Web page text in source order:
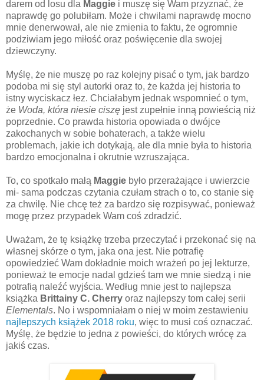
darem od losu dla Maggie i muszę się Wam przyznać, że
naprawdę go polubiłam. Może i chwilami naprawdę mocno
mnie denerwował, ale nie zmienia to faktu, że ogromnie
podziwiam jego miłość oraz poświęcenie dla swojej
dziewczyny.
Myślę, że nie muszę po raz kolejny pisać o tym, jak bardzo
podoba mi się styl autorki oraz to, że każda jej historia to
istny wyciskacz łez. Chciałabym jednak wspomnieć o tym,
że Woda, która niesie ciszę jest zupełnie inną powieścią niż
poprzednie. Co prawda historia opowiada o dwójce
zakochanych w sobie bohaterach, a także wielu
problemach, jakie ich dotykają, ale dla mnie była to historia
bardzo emocjonalna i okrutnie wzruszająca.
To, co spotkało małą Maggie było przerażające i uwierzcie
mi- sama podczas czytania czułam strach o to, co stanie się
za chwilę. Nie chcę też za bardzo się rozpisywać, ponieważ
mogę przez przypadek Wam coś zdradzić.
Uważam, że tę książkę trzeba przeczytać i przekonać się na
własnej skórze o tym, jaka ona jest. Nie potrafię
opowiedzieć Wam dokładnie moich wrażeń po jej lekturze,
ponieważ te emocje nadal gdzieś tam we mnie siedzą i nie
potrafią naleźć wyjścia. Według mnie jest to najlepsza
książka Brittainy C. Cherry oraz najlepszy tom całej serii
Elementals. No i wspomniałam o niej w moim zestawieniu
najlepszych książek 2018 roku, więc to musi coś oznaczać.
Myślę, że będzie to jedna z powieści, do których wrócę za
jakiś czas.